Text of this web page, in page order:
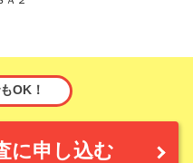
OK！
に申し込む